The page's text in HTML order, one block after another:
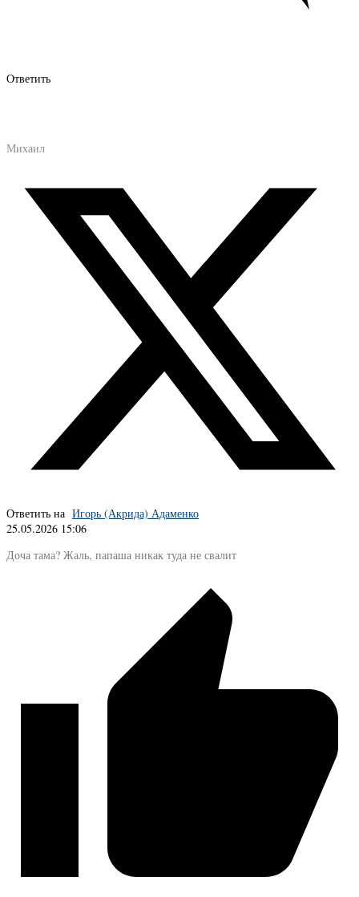
Ответить
Михаил
Ответить на Игорь (Акрида) Адаменко
25.05.2026 15:06
Доча тама? Жаль, папаша никак туда не свалит